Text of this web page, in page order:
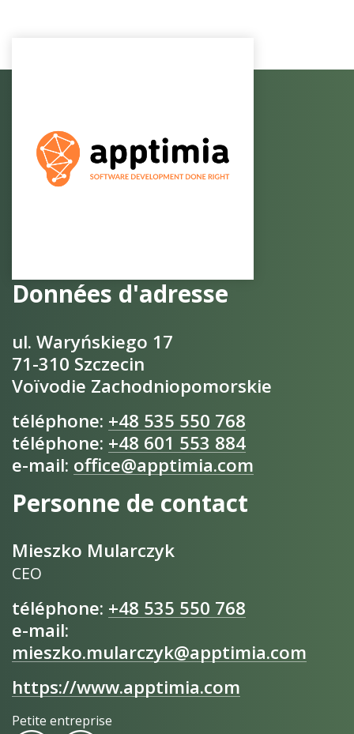
Données d'adresse
ul. Waryńskiego 17
71-310 Szczecin
Voïvodie Zachodniopomorskie
téléphone: +48 535 550 768
téléphone: +48 601 553 884
e-mail: office@apptimia.com
Personne de contact
Mieszko Mularczyk
CEO
téléphone: +48 535 550 768
e-mail:
mieszko.mularczyk@apptimia.com
https://www.apptimia.com
Petite entreprise